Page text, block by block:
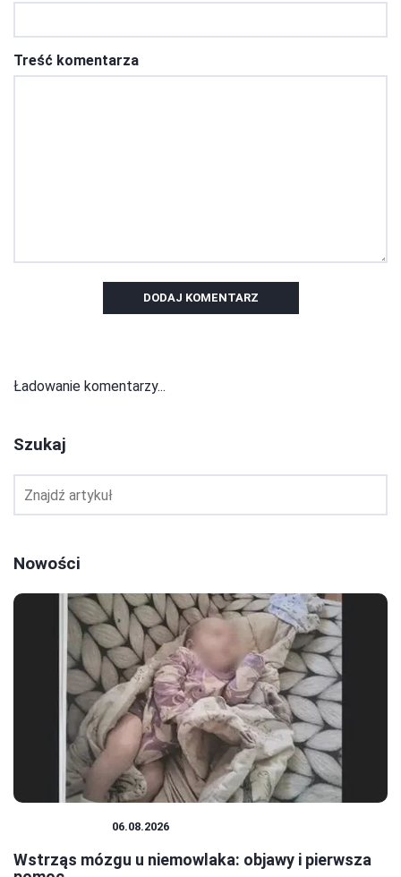
Treść komentarza
DODAJ KOMENTARZ
Ładowanie komentarzy...
Szukaj
Nowości
06.08.2026
Wstrząs mózgu u niemowlaka: objawy i pierwsza